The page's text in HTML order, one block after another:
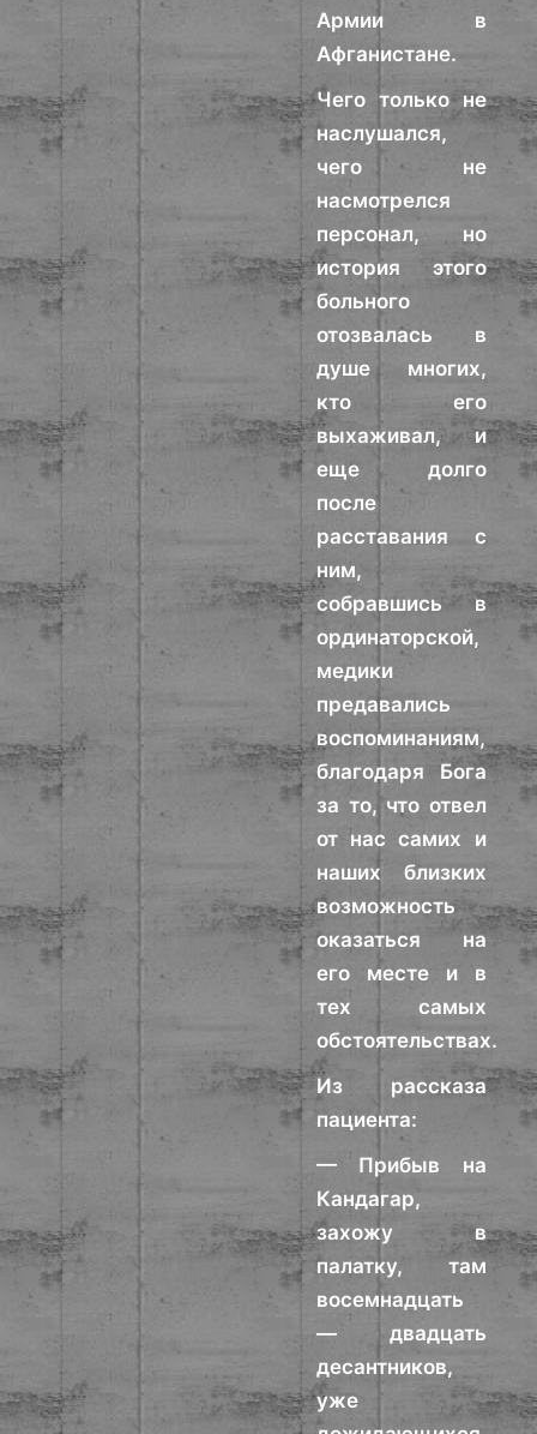
Армии в
Афганистане.
Чего только не
наслушался,
чего не
насмотрелся
персонал, но
история этого
больного
отозвалась в
душе многих,
кто его
выхаживал, и
еще долго
после
расставания с
ним,
собравшись в
ординаторской,
медики
предавались
воспоминаниям,
благодаря Бога
за то, что отвел
от нас самих и
наших близких
возможность
оказаться на
его месте и в
тех самых
обстоятельствах.
Из рассказа
пациента:
— Прибыв на
Кандагар,
захожу в
палатку, там
восемнадцать
— двадцать
десантников,
уже